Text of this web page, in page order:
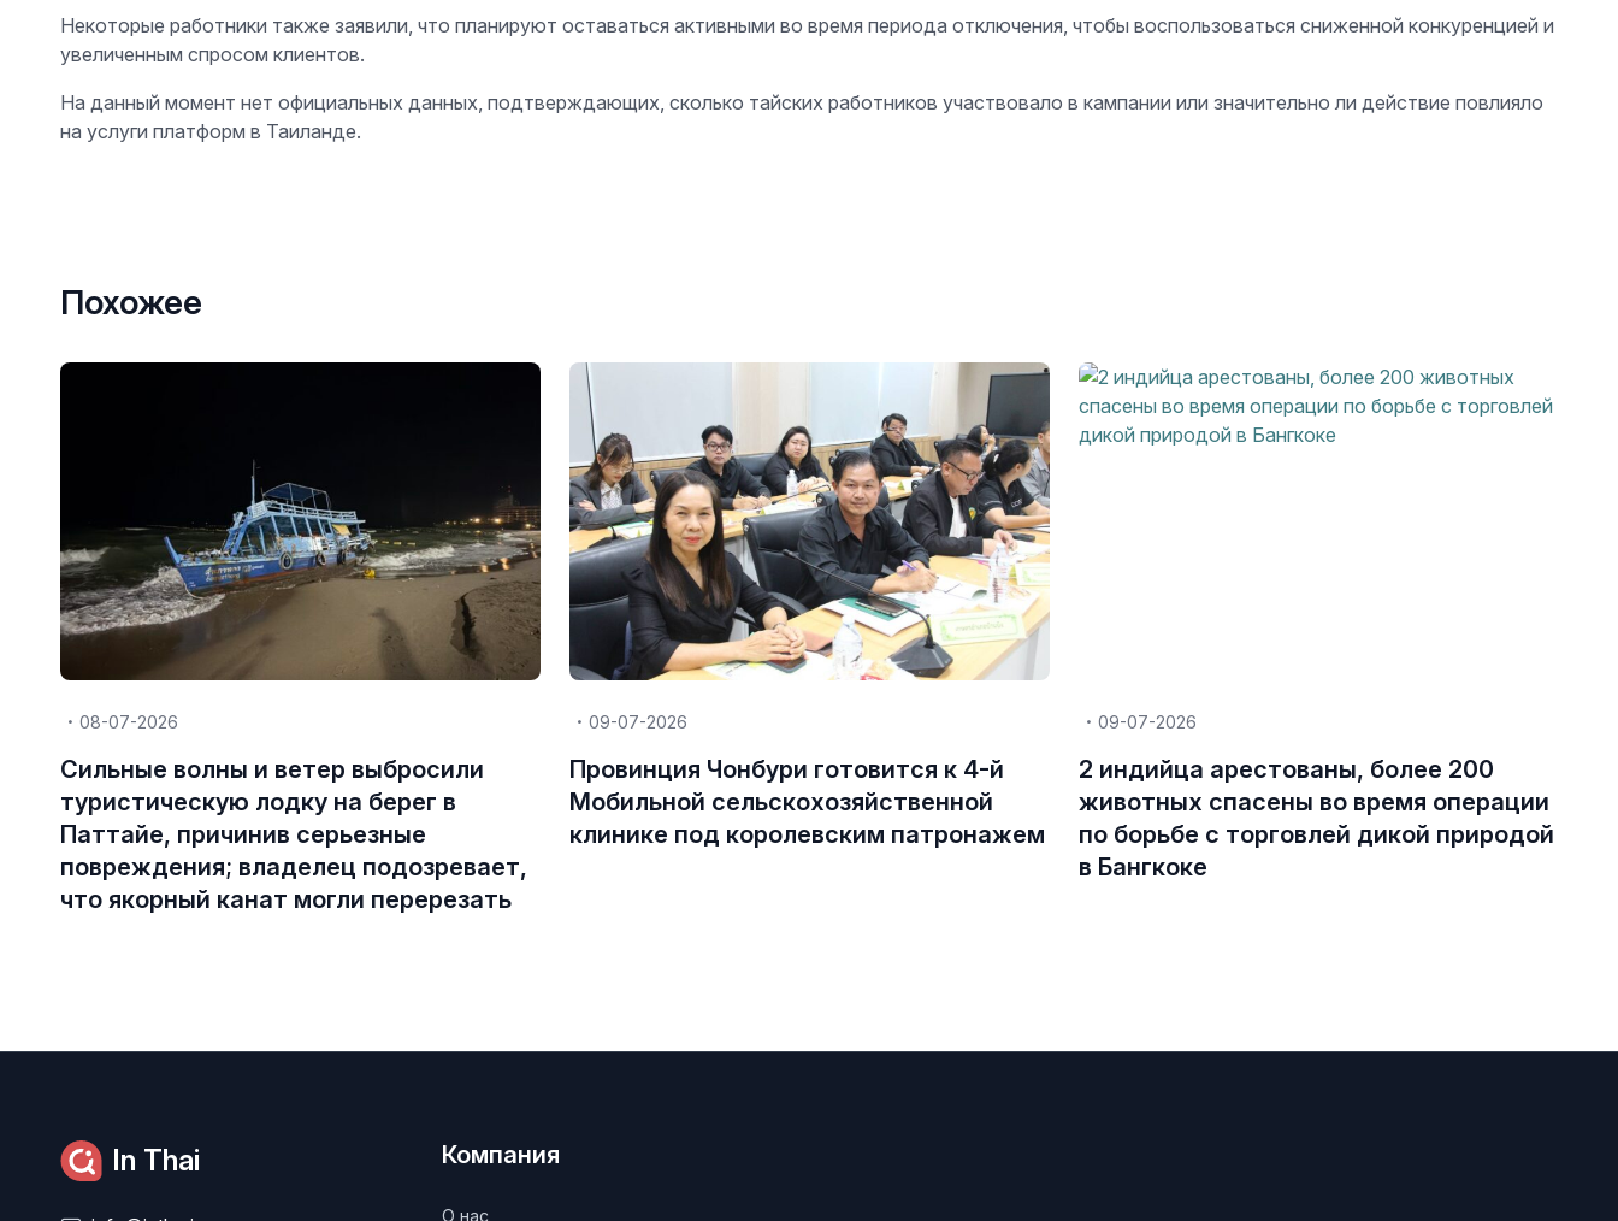
Некоторые работники также заявили, что планируют оставаться активными во время периода отключения, чтобы воспользоваться сниженной конкуренцией и
увеличенным спросом клиентов.
На данный момент нет официальных данных, подтверждающих, сколько тайских работников участвовало в кампании или значительно ли действие повлияло
на услуги платформ в Таиланде.
Похожее
08-07-2026
Сильные волны и ветер выбросили
туристическую лодку на берег в
Паттайе, причинив серьезные
повреждения; владелец подозревает,
что якорный канат могли перерезать
09-07-2026
Провинция Чонбури готовится к 4-й
Мобильной сельскохозяйственной
клинике под королевским патронажем
09-07-2026
2 индийца арестованы, более 200
животных спасены во время операции
по борьбе с торговлей дикой природой
в Бангкоке
In Thai Компания
О нас